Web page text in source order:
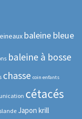
baleine bleue
baleine à bosse
chasse coin enfants
cétacés
Japon krill